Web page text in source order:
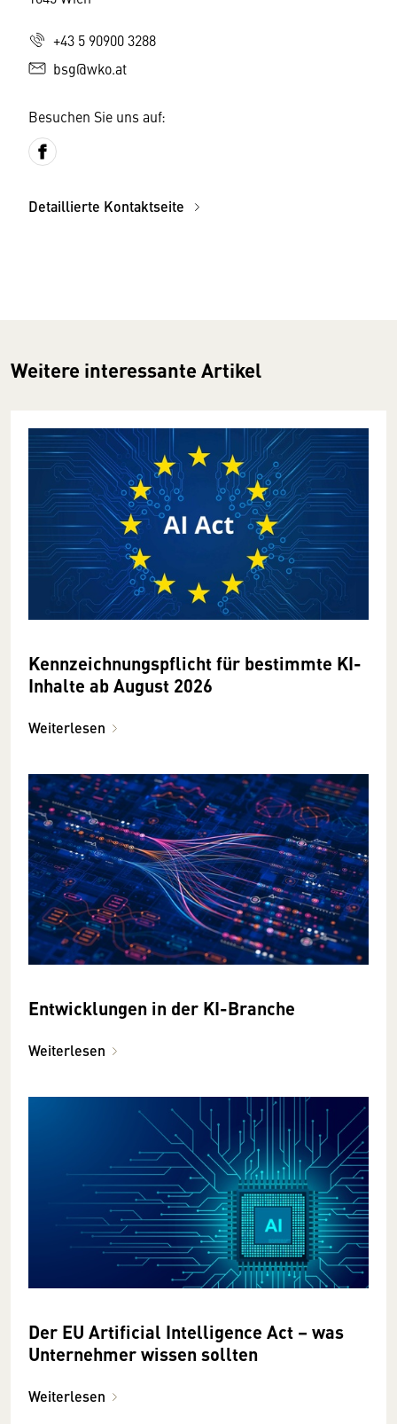
+43 5 90900 3288
bsg@wko.at
Besuchen Sie uns auf:
Detaillierte Kontaktseite
Weitere interessante Artikel
Kennzeichnungspflicht für bestimmte KI-
Inhalte ab August 2026
Weiterlesen
Entwicklungen in der KI-Branche
Weiterlesen
Der EU Artificial Intelligence Act – was
Unternehmer wissen sollten
Weiterlesen